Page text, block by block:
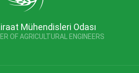
Mühendisleri Odası
OF AGRICULTURAL ENGINEERS